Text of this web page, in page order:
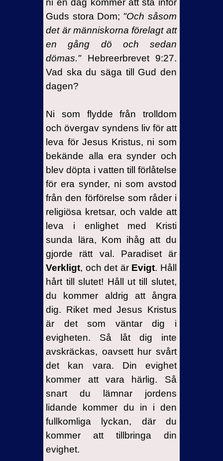
Guds stora Dom; "Och såsom
det är människorna förelagt att
en gång dö och sedan
dömas." Hebreerbrevet 9:27.
Vad ska du säga till Gud den
dagen?
Ni som flydde från trolldom
och övergav syndens liv för att
leva för Jesus Kristus, ni som
bekände alla era synder och
blev döpta i vatten till förlåtelse
för era synder, ni som avstod
från den förförelse som råder i
religiösa kretsar, och valde att
leva i enlighet med Kristi
sunda lära, Kom ihåg att du
gjorde rätt val. Paradiset är
Verkligt, och det är Evigt. Håll
hårt till slutet! Håll ut till slutet,
du kommer aldrig att ångra
dig. Riket med Jesus Kristus
är det som väntar dig i
evigheten. Så låt dig inte
avskräckas, oavsett hur svårt
det kan vara. Din evighet
kommer att vara härlig. Så
snart du lämnar jordens
lidande kommer du in i den
fullkomliga lyckan, där du
kommer att tillbringa din
evighet.